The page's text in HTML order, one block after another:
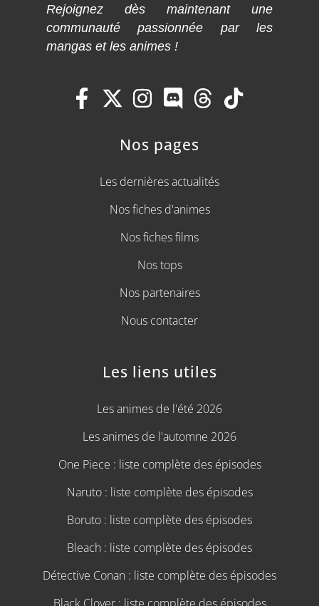
Rejoignez dès maintenant une
communauté passionnée par les
mangas et les animes !
Nos pages
Les dernières actualités
Nos fiches d'animes
Nos fiches films
Nos tops
Nos partenaires
Nous contacter
Les liens utiles
Les animes de l'été 2026
Les animes de l'automne 2026
One Piece : liste complète des épisodes
Naruto : liste complète des épisodes
Boruto : liste complète des épisodes
Bleach : liste complète des épisodes
Détective Conan : liste complète des épisodes